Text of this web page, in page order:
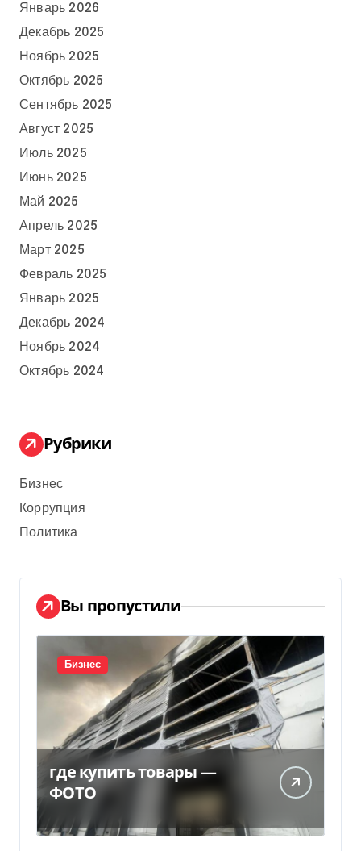
Январь 2026
Декабрь 2025
Ноябрь 2025
Октябрь 2025
Сентябрь 2025
Август 2025
Июль 2025
Июнь 2025
Май 2025
Апрель 2025
Март 2025
Февраль 2025
Январь 2025
Декабрь 2024
Ноябрь 2024
Октябрь 2024
Рубрики
Бизнес
Коррупция
Политика
Вы пропустили
Бизнес
где купить товары —
ФОТО